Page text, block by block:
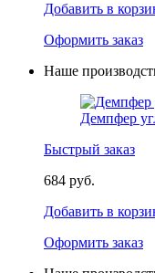
Добавить в
Оформить заказ
Наше
Демпфер
Быстрый заказ
684 руб.
Добавить в
Оформить заказ